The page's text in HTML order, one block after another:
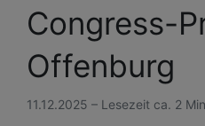
Congress-
Offenburg
11.12.2025 – Lesezeit ca. 2